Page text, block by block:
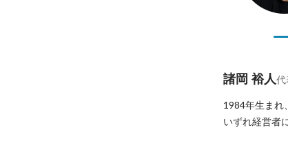
諸岡 裕人代
1984年生まれ
いずれ経営者